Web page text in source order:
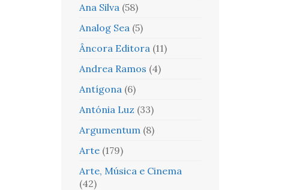
Ana Silva (58)
Analog Sea (5)
Âncora Editora (11)
Andrea Ramos (4)
Antígona (6)
Antónia Luz (33)
Argumentum (8)
Arte (179)
Arte, Música e Cinema
(42)